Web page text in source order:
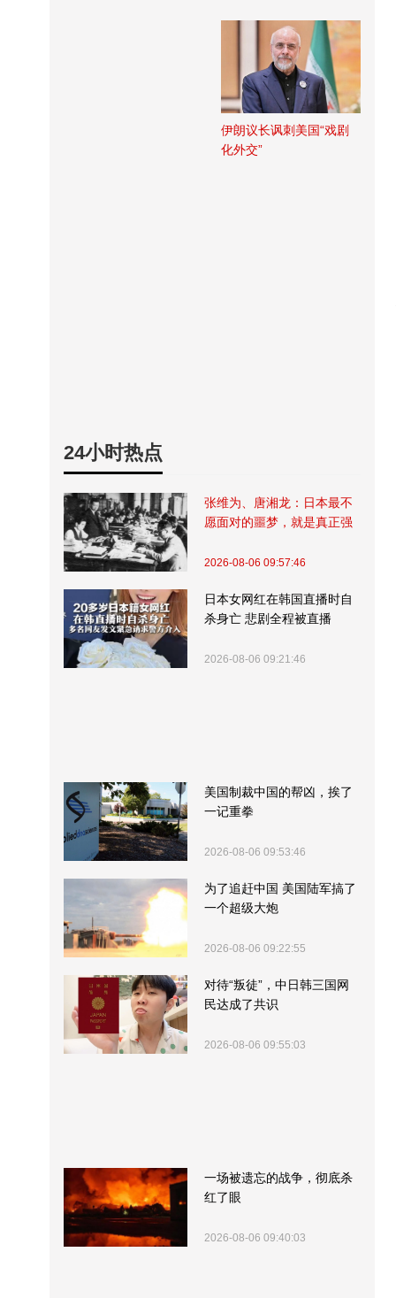
伊朗议长讽刺美国“戏剧
化外交”
24小时热点
张维为、唐湘龙：日本最不
愿面对的噩梦，就是真正强
2026-08-06 09:57:46
日本女网红在韩国直播时自
杀身亡 悲剧全程被直播
2026-08-06 09:21:46
美国制裁中国的帮凶，挨了
一记重拳
2026-08-06 09:53:46
为了追赶中国 美国陆军搞了
一个超级大炮
2026-08-06 09:22:55
对待“叛徒”，中日韩三国网
民达成了共识
2026-08-06 09:55:03
一场被遗忘的战争，彻底杀
红了眼
2026-08-06 09:40:03